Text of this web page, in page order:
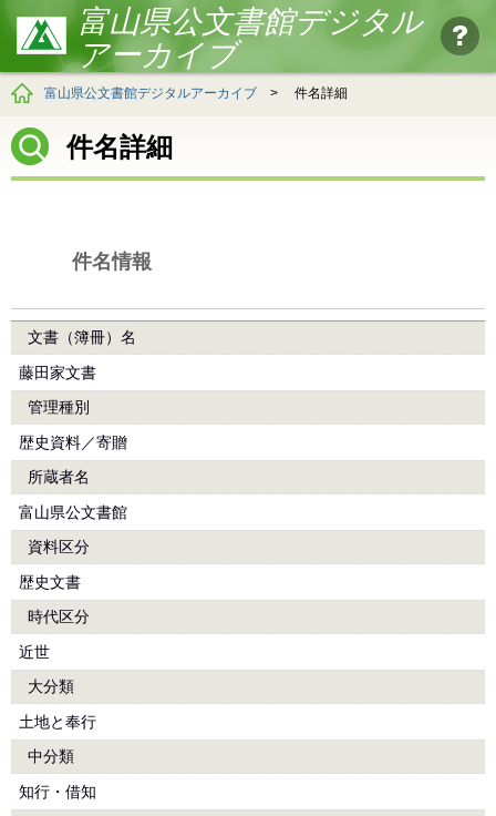
富山県公文書館デジタル
アーカイブ
富山県公文書館デジタルアーカイブ > 件名詳細
件名詳細
件名情報
文書（簿冊）名
藤田家文書
管理種別
歴史資料／寄贈
所蔵者名
富山県公文書館
資料区分
歴史文書
時代区分
近世
大分類
土地と奉行
中分類
知行・借知